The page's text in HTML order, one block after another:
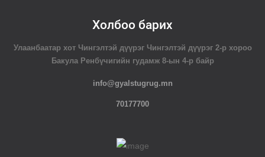
Холбоо барих
Улаанбаатар хот Чингэлтэй дүүрэг Чингэлтэй дүүрэг 2-р хороо
Бакула Ренбүчигийн гудамж 8-ын 4-р байр
info@gyalstugrug.mn
70177700